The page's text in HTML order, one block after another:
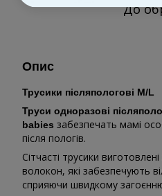
До
Опис
Трусики післяпологові M/L
Труси одноразові
babies забезпечать мамі
після пологів.
Сітчасті трусики
волокон, які забезпечують
сприяючи швидкому загоєнню